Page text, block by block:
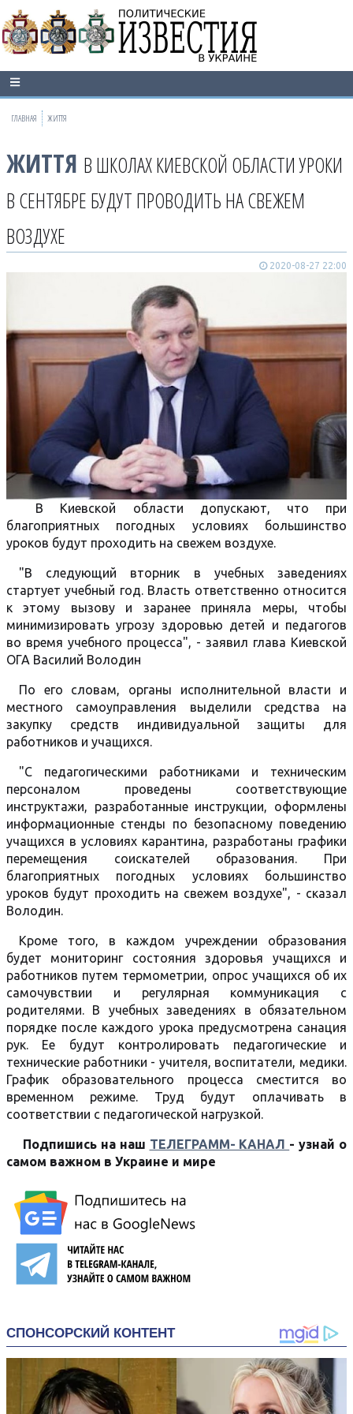
ГЛАВНАЯ ЖИТТЯ
ЖИТТЯ В ШКОЛАХ КИЕВСКОЙ ОБЛАСТИ УРОКИ
В СЕНТЯБРЕ БУДУТ ПРОВОДИТЬ НА СВЕЖЕМ
ВОЗДУХЕ
2020-08-27 22:00
В Киевской области допускают, что при
благоприятных погодных условиях большинство
уроков будут проходить на свежем воздухе.
"В следующий вторник в учебных заведениях
стартует учебный год. Власть ответственно относится
к этому вызову и заранее приняла меры, чтобы
минимизировать угрозу здоровью детей и педагогов
во время учебного процесса", - заявил глава Киевской
ОГА Василий Володин
По его словам, органы исполнительной власти и
местного самоуправления выделили средства на
закупку средств индивидуальной защиты для
работников и учащихся.
"С педагогическими работниками и техническим
персоналом проведены соответствующие
инструктажи, разработанные инструкции, оформлены
информационные стенды по безопасному поведению
учащихся в условиях карантина, разработаны графики
перемещения соискателей образования. При
благоприятных погодных условиях большинство
уроков будут проходить на свежем воздухе", - сказал
Володин.
Кроме того, в каждом учреждении образования
будет мониторинг состояния здоровья учащихся и
работников путем термометрии, опрос учащихся об их
самочувствии и регулярная коммуникация с
родителями. В учебных заведениях в обязательном
порядке после каждого урока предусмотрена санация
рук. Ее будут контролировать педагогические и
технические работники - учителя, воспитатели, медики.
График образовательного процесса сместится во
временном режиме. Труд будут оплачивать в
соответствии с педагогической нагрузкой.
Подпишись на наш ТЕЛЕГРАММ- КАНАЛ - узнай о
самом важном в Украине и мире